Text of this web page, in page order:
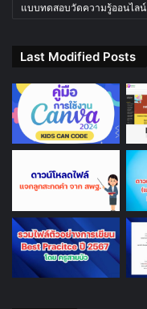
แบบทดสอบวัดความรู้ออนไลน์
Last Modified Posts